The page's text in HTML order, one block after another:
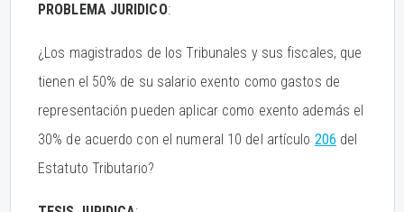
PROBLEMA JURIDICO:
¿Los magistrados de los Tribunales y sus fiscales, que
tienen el 50% de su salario exento como gastos de
representación pueden aplicar como exento además el
30% de acuerdo con el numeral 10 del artículo 206 del
Estatuto Tributario?